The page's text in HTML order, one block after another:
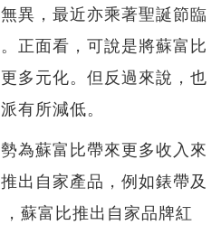
異，最近亦乘著聖誕節臨
正面看，可說是將蘇富比
多元化。但反過來說，也
有所減低。
為蘇富比帶來更多收入來
出自家產品，例如錶帶及
蘇富比推出自家品牌紅